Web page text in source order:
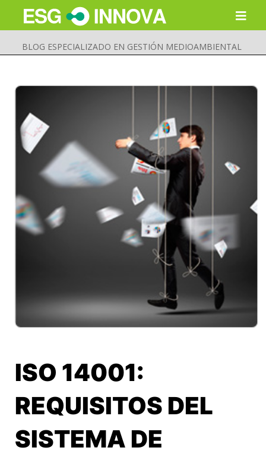
BLOG ESPECIALIZADO EN GESTIÓN MEDIOAMBIENTAL
Buscar
ISO 14001:
REQUISITOS DEL
SISTEMA DE